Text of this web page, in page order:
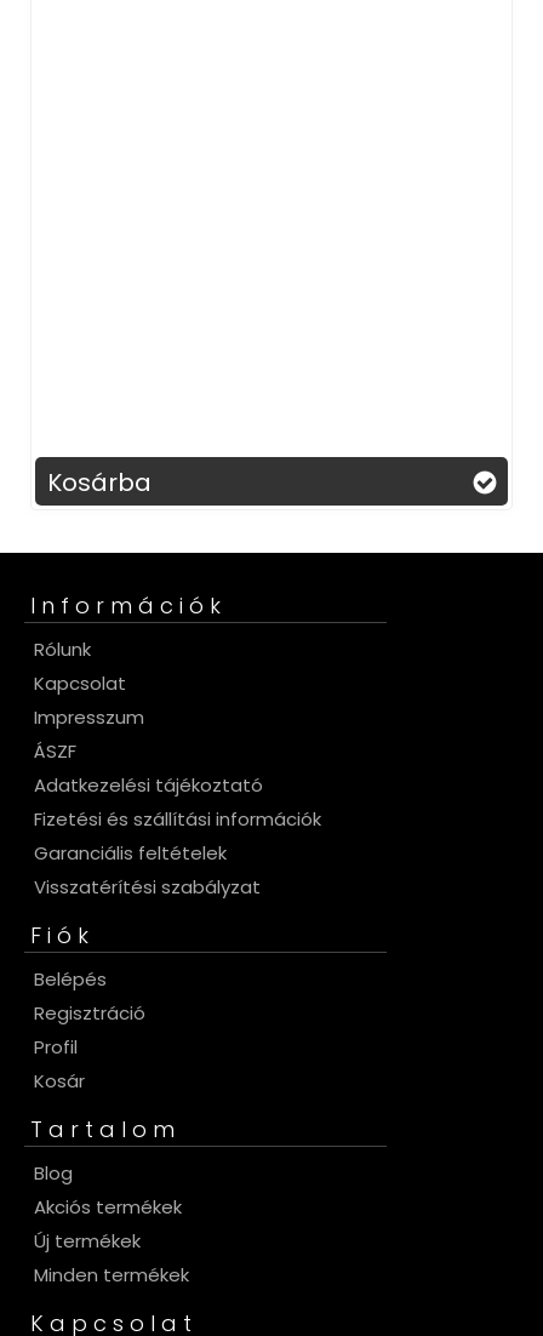
Kosárba
Információk
Rólunk
Kapcsolat
Impresszum
ÁSZF
Adatkezelési tájékoztató
Fizetési és szállítási információk
Garanciális feltételek
Visszatérítési szabályzat
Fiók
Belépés
Regisztráció
Profil
Kosár
Tartalom
Blog
Akciós termékek
Új termékek
Minden termékek
Kapcsolat